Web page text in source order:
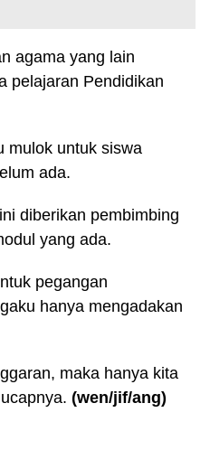
agama yang lain
pelajaran Pendidikan
mulok untuk siswa
ada.
diberikan pembimbing
yang ada.
pegangan
hanya mengadakan
maka hanya kita
(wen/jif/ang)